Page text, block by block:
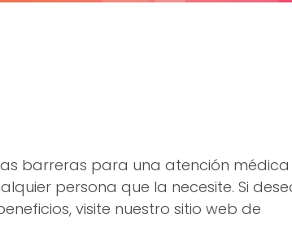
barreras para una atención médica
persona que la necesite. Si
visite nuestro sitio web de